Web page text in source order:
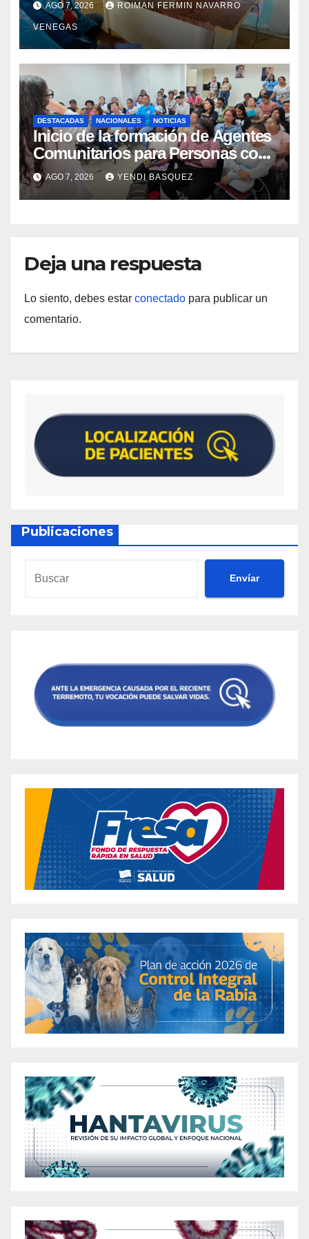
AGO 7, 2026 ROIMAN FERMIN NAVARRO
VENEGAS
DESTACADAS NACIONALES NOTICIAS
Inicio de la formación de Agentes
Comunitarios para Personas con
Discapacidad en el Centro de
Rehabilitación J.J. Arvelo
AGO 7, 2026 YENDI BASQUEZ
Deja una respuesta
Lo siento, debes estar conectado para publicar un
comentario.
Publicaciones
Envíar